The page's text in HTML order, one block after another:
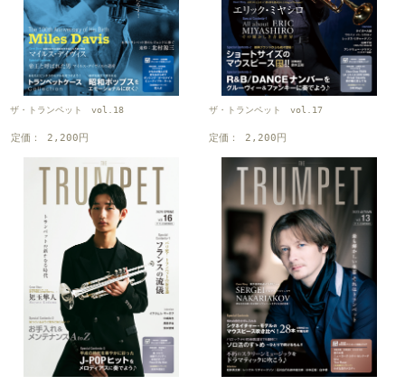
ザ・トランペット vol.18
定価： 2,200円
ザ・トランペット vol.17
定価： 2,200円